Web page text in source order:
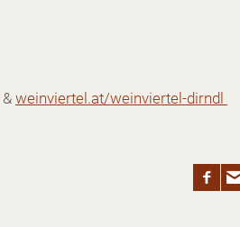
& weinviertel.at/weinviertel-dirndl